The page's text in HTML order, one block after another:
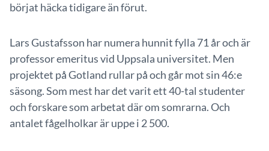
börjat häcka tidigare än förut.
Lars Gustafsson har numera hunnit fylla 71 år och är
professor emeritus vid Uppsala universitet. Men
projektet på Gotland rullar på och går mot sin 46:e
säsong. Som mest har det varit ett 40-tal studenter
och forskare som arbetat där om somrarna. Och
antalet fågelholkar är uppe i 2 500.